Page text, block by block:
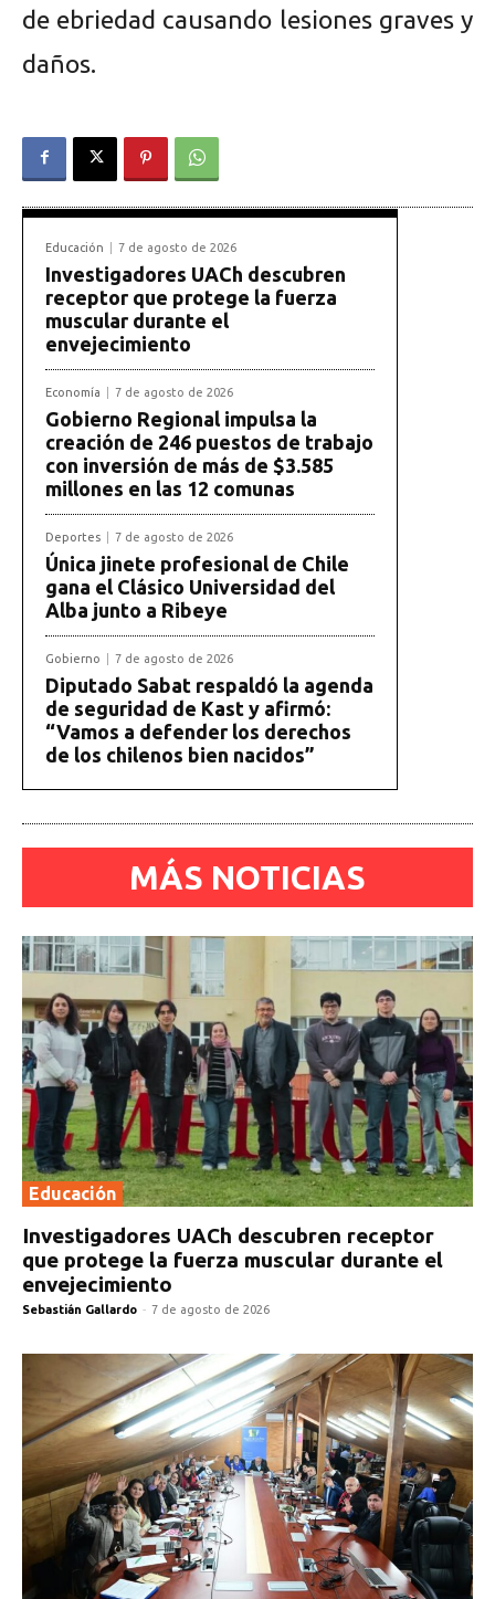
de ebriedad causando lesiones graves y
daños.
Educación 7 de agosto de 2026
Investigadores UACh descubren
receptor que protege la fuerza
muscular durante el
envejecimiento
Economía 7 de agosto de 2026
Gobierno Regional impulsa la
creación de 246 puestos de trabajo
con inversión de más de $3.585
millones en las 12 comunas
Deportes 7 de agosto de 2026
Única jinete profesional de Chile
gana el Clásico Universidad del
Alba junto a Ribeye
Gobierno 7 de agosto de 2026
Diputado Sabat respaldó la agenda
de seguridad de Kast y afirmó:
“Vamos a defender los derechos
de los chilenos bien nacidos”
MÁS NOTICIAS
Educación
Investigadores UACh descubren receptor
que protege la fuerza muscular durante el
envejecimiento
Sebastián Gallardo - 7 de agosto de 2026